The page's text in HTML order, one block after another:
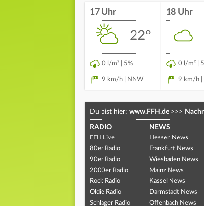
17 Uhr
22°
0 l/m² | 5%
9 km/h | NNW
18 Uhr
0 l/m² |
9 km/h |
Du bist hier: www.FFH.de >>>
RADIO
FFH Live
80er Radio
90er Radio
2000er Radio
Rock Radio
Oldie Radio
Schlager Radio
NEWS
Hessen News
Frankfurt News
Wiesbaden News
Mainz News
Kassel News
Darmstadt News
Offenbach News